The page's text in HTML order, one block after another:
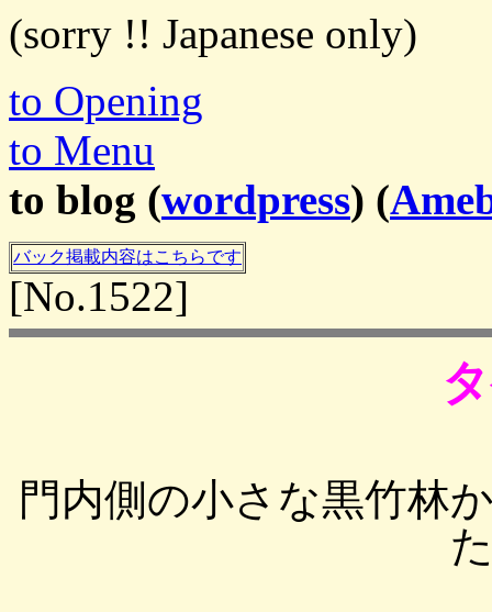
(sorry !! Japanese only)
to Opening
to Menu
to blog (wordpress) (
バック掲載内容はこちらです
[No.1522]
門内側の小さな黒竹林